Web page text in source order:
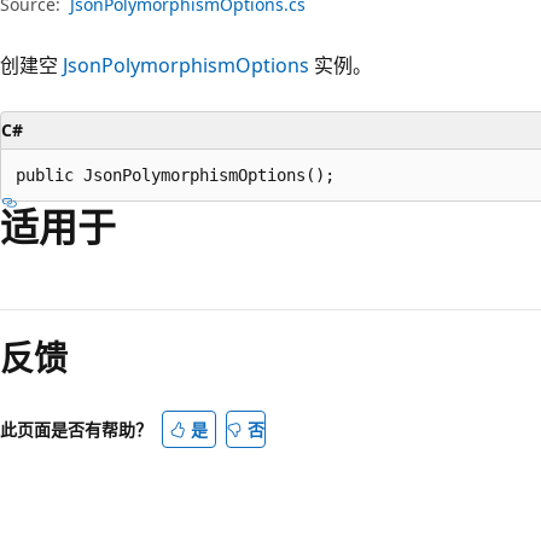
创建空 JsonPolymorphismOptions 实例。
C#
public JsonPolymorphismOptions();
适用于
读
模
已
反馈
此页面是否有帮助？ 是 否